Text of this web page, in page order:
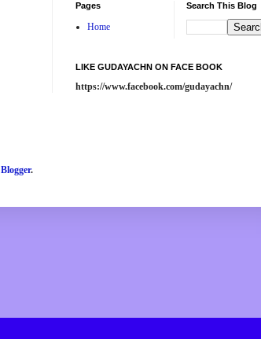
Pages
Home
Search This Blog
LIKE GUDAYACHN ON FACE BOOK
https://www.facebook.com/gudayachn/
Blogger.